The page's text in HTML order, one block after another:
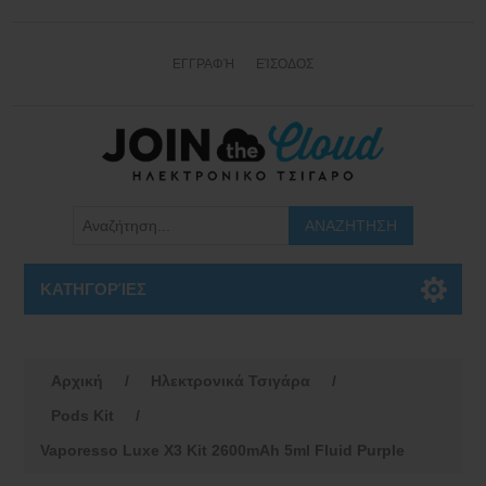
ΕΓΓΡΑΦΉ ΕΊΣΟΔΟΣ
ΚΑΤΗΓΟΡΊΕΣ
Αρχική / Ηλεκτρονικά Τσιγάρα
/
Pods Kit
/
Vaporesso Luxe X3 Kit 2600mAh 5ml Fluid Purple